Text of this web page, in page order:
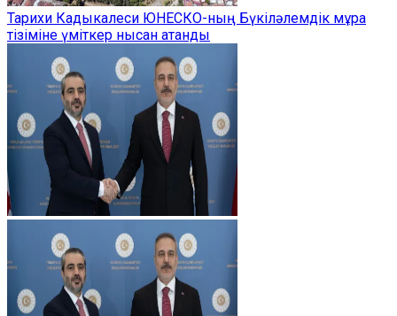
Тарихи Кадыкалеси ЮНЕСКО-ның Бүкіләлемдік мұра
тізіміне үміткер нысан атанды